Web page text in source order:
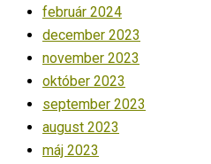
február 2024
december 2023
november 2023
október 2023
september 2023
august 2023
máj 2023